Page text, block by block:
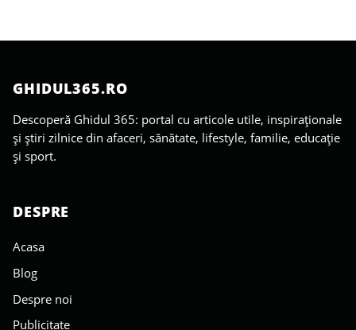
GHIDUL365.RO
Descoperă Ghidul 365: portal cu articole utile, inspiraționale
și știri zilnice din afaceri, sănătate, lifestyle, familie, educație
și sport.
DESPRE
Acasa
Blog
Despre noi
Publicitate